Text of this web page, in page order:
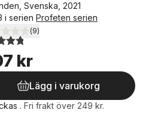
Svenska, 2021
i serien Profeten serien
5 stjärnor. Totalt antal röster:
(9)
kr
Lägg i varukorg
. Fri frakt över 249 kr.